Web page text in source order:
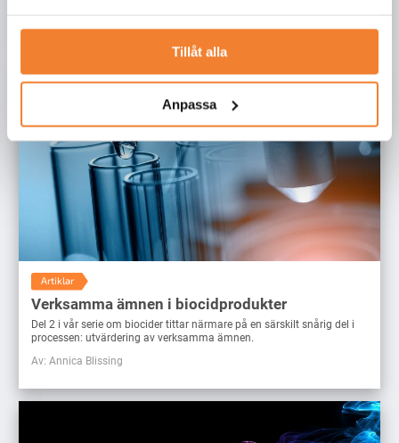
Tillåt alla
Anpassa
Artiklar
Verksamma ämnen i biocidprodukter
Del 2 i vår serie om biocider tittar närmare på en särskilt snårig del i
processen: utvärdering av verksamma ämnen.
Av: Annica Blissing